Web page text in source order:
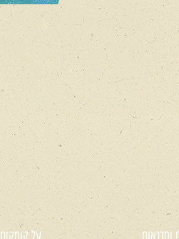
על קומקום וסדנאות